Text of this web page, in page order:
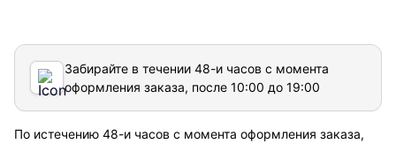
Забирайте в течении 48-и часов с момента
оформления заказа, после 10:00 до 19:00
По истечению 48-и часов с момента оформления заказа,